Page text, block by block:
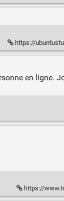
https://
en ligne.
https://